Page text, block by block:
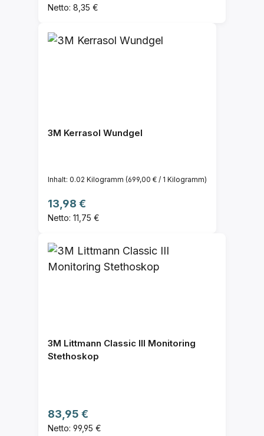
Netto: 8,35 €
3M Kerrasol Wundgel
Inhalt: 0.02 Kilogramm (699,00 € / 1 Kilogramm)
Regulärer Preis:
13,98 €
Netto: 11,75 €
3M Littmann Classic III Monitoring
Stethoskop
Regulärer Preis:
83,95 €
Netto: 99,95 €